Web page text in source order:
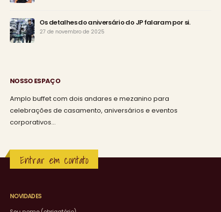
Os detalhes do aniversário do JP falaram por si.
27 de novembro de 2025
NOSSO ESPAÇO
Amplo buffet com dois andares e mezanino para
celebrações de casamento, aniversários e eventos
corporativos…
Entrar em contato
NOVIDADES